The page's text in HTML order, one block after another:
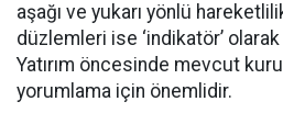
aşağı ve yukarı yönlü
düzlemleri ise ‘indikatör’ olarak
Yatırım öncesinde mevcut
yorumlama için önemlidir.